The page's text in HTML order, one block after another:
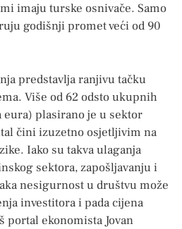
imaju turske osnivače. Samo
godišnji promet veći od 90
predstavlja ranjivu tačku
Više od 62 odsto ukupnih
plasirano je u sektor
čini izuzetno osjetljivim na
Iako su takva ulaganja
sektora, zapošljavanju i
nesigurnost u društvu može
investitora i pada cijena
portal ekonomista Jovan